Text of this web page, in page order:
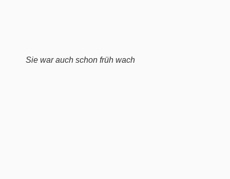
Sie war auch schon früh wach